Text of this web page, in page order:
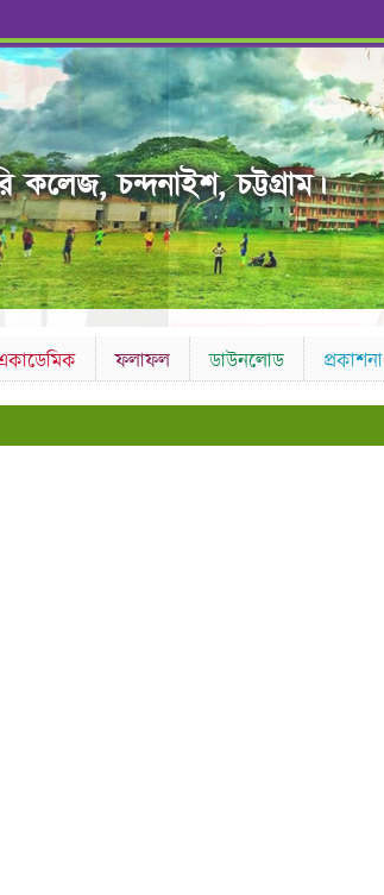
কলেজ, চন্দনাইশ, চট্টগ্রাম।
ফলাফল ডাউনলোড প্রকাশনা